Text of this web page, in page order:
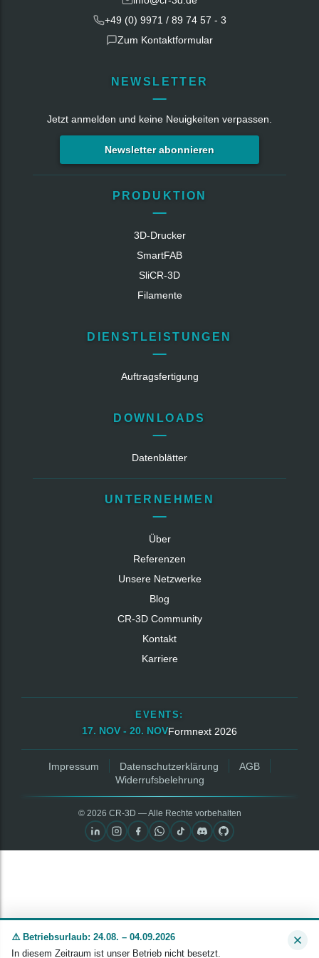
+49 (0) 9971 / 89 74 57 - 3
Zum Kontaktformular
NEWSLETTER
Jetzt anmelden und keine Neuigkeiten verpassen.
Newsletter abonnieren
PRODUKTION
3D-Drucker
SmartFAB
SliCR‑3D
Filamente
DIENSTLEISTUNGEN
Auftragsfertigung
DOWNLOADS
Datenblätter
UNTERNEHMEN
Über
Referenzen
Unsere Netzwerke
Blog
CR‑3D Community
Kontakt
Karriere
EVENTS:
17. NOV - 20. NOVFormnext 2026
Impressum Datenschutzerklärung
AGB
Widerrufsbelehrung
© 2026 CR‑3D — Alle Rechte vorbehalten
⚠️ Betriebsurlaub: 24.08. – 04.09.2026
In diesem Zeitraum ist unser Betrieb nicht besetzt.